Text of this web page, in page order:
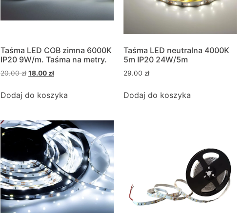
Taśma LED COB zimna 6000K
IP20 9W/m. Taśma na metry.
20.00zł 18.00 zł
Dodaj do koszyka
Taśma LED neutralna 4000K
5m IP20 24W/5m
29.00 zł
Dodaj do koszyka